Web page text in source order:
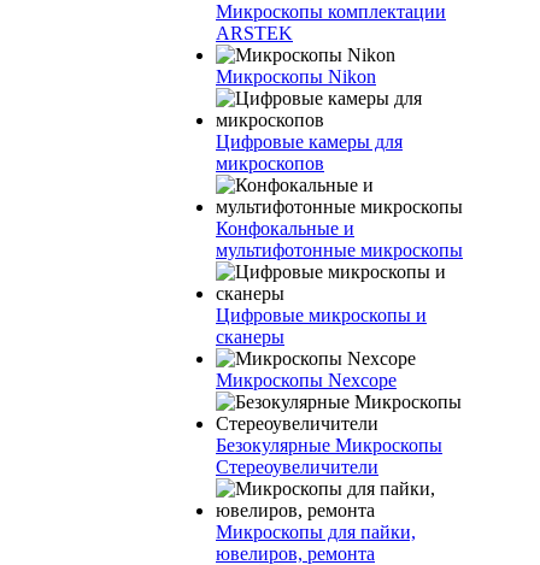
Микроскопы комплектации
ARSTEK
Микроскопы Nikon
Цифровые камеры для
микроскопов
Конфокальные и
мультифотонные микроскопы
Цифровые микроскопы и
сканеры
Микроскопы Nexcope
Безокулярные Микроскопы
Стереоувеличители
Микроскопы для пайки,
ювелиров, ремонта